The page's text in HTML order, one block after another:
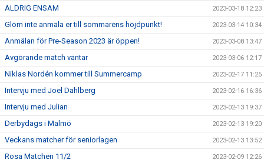
ALDRIG ENSAM 2023-03-18 12:23
Glöm inte anmäla er till sommarens höjdpunkt! 2023-03-14 10:34
Anmälan för Pre-Season 2023 är öppen! 2023-03-08 13:47
Avgörande match väntar 2023-03-06 12:17
Niklas Nordén kommer till Summercamp 2023-02-17 11:25
Intervju med Joel Dahlberg 2023-02-16 16:36
Intervju med Julian 2023-02-13 19:37
Derbydags i Malmö 2023-02-13 19:20
Veckans matcher för seniorlagen 2023-02-13 13:52
Rosa Matchen 11/2 2023-02-09 12:26